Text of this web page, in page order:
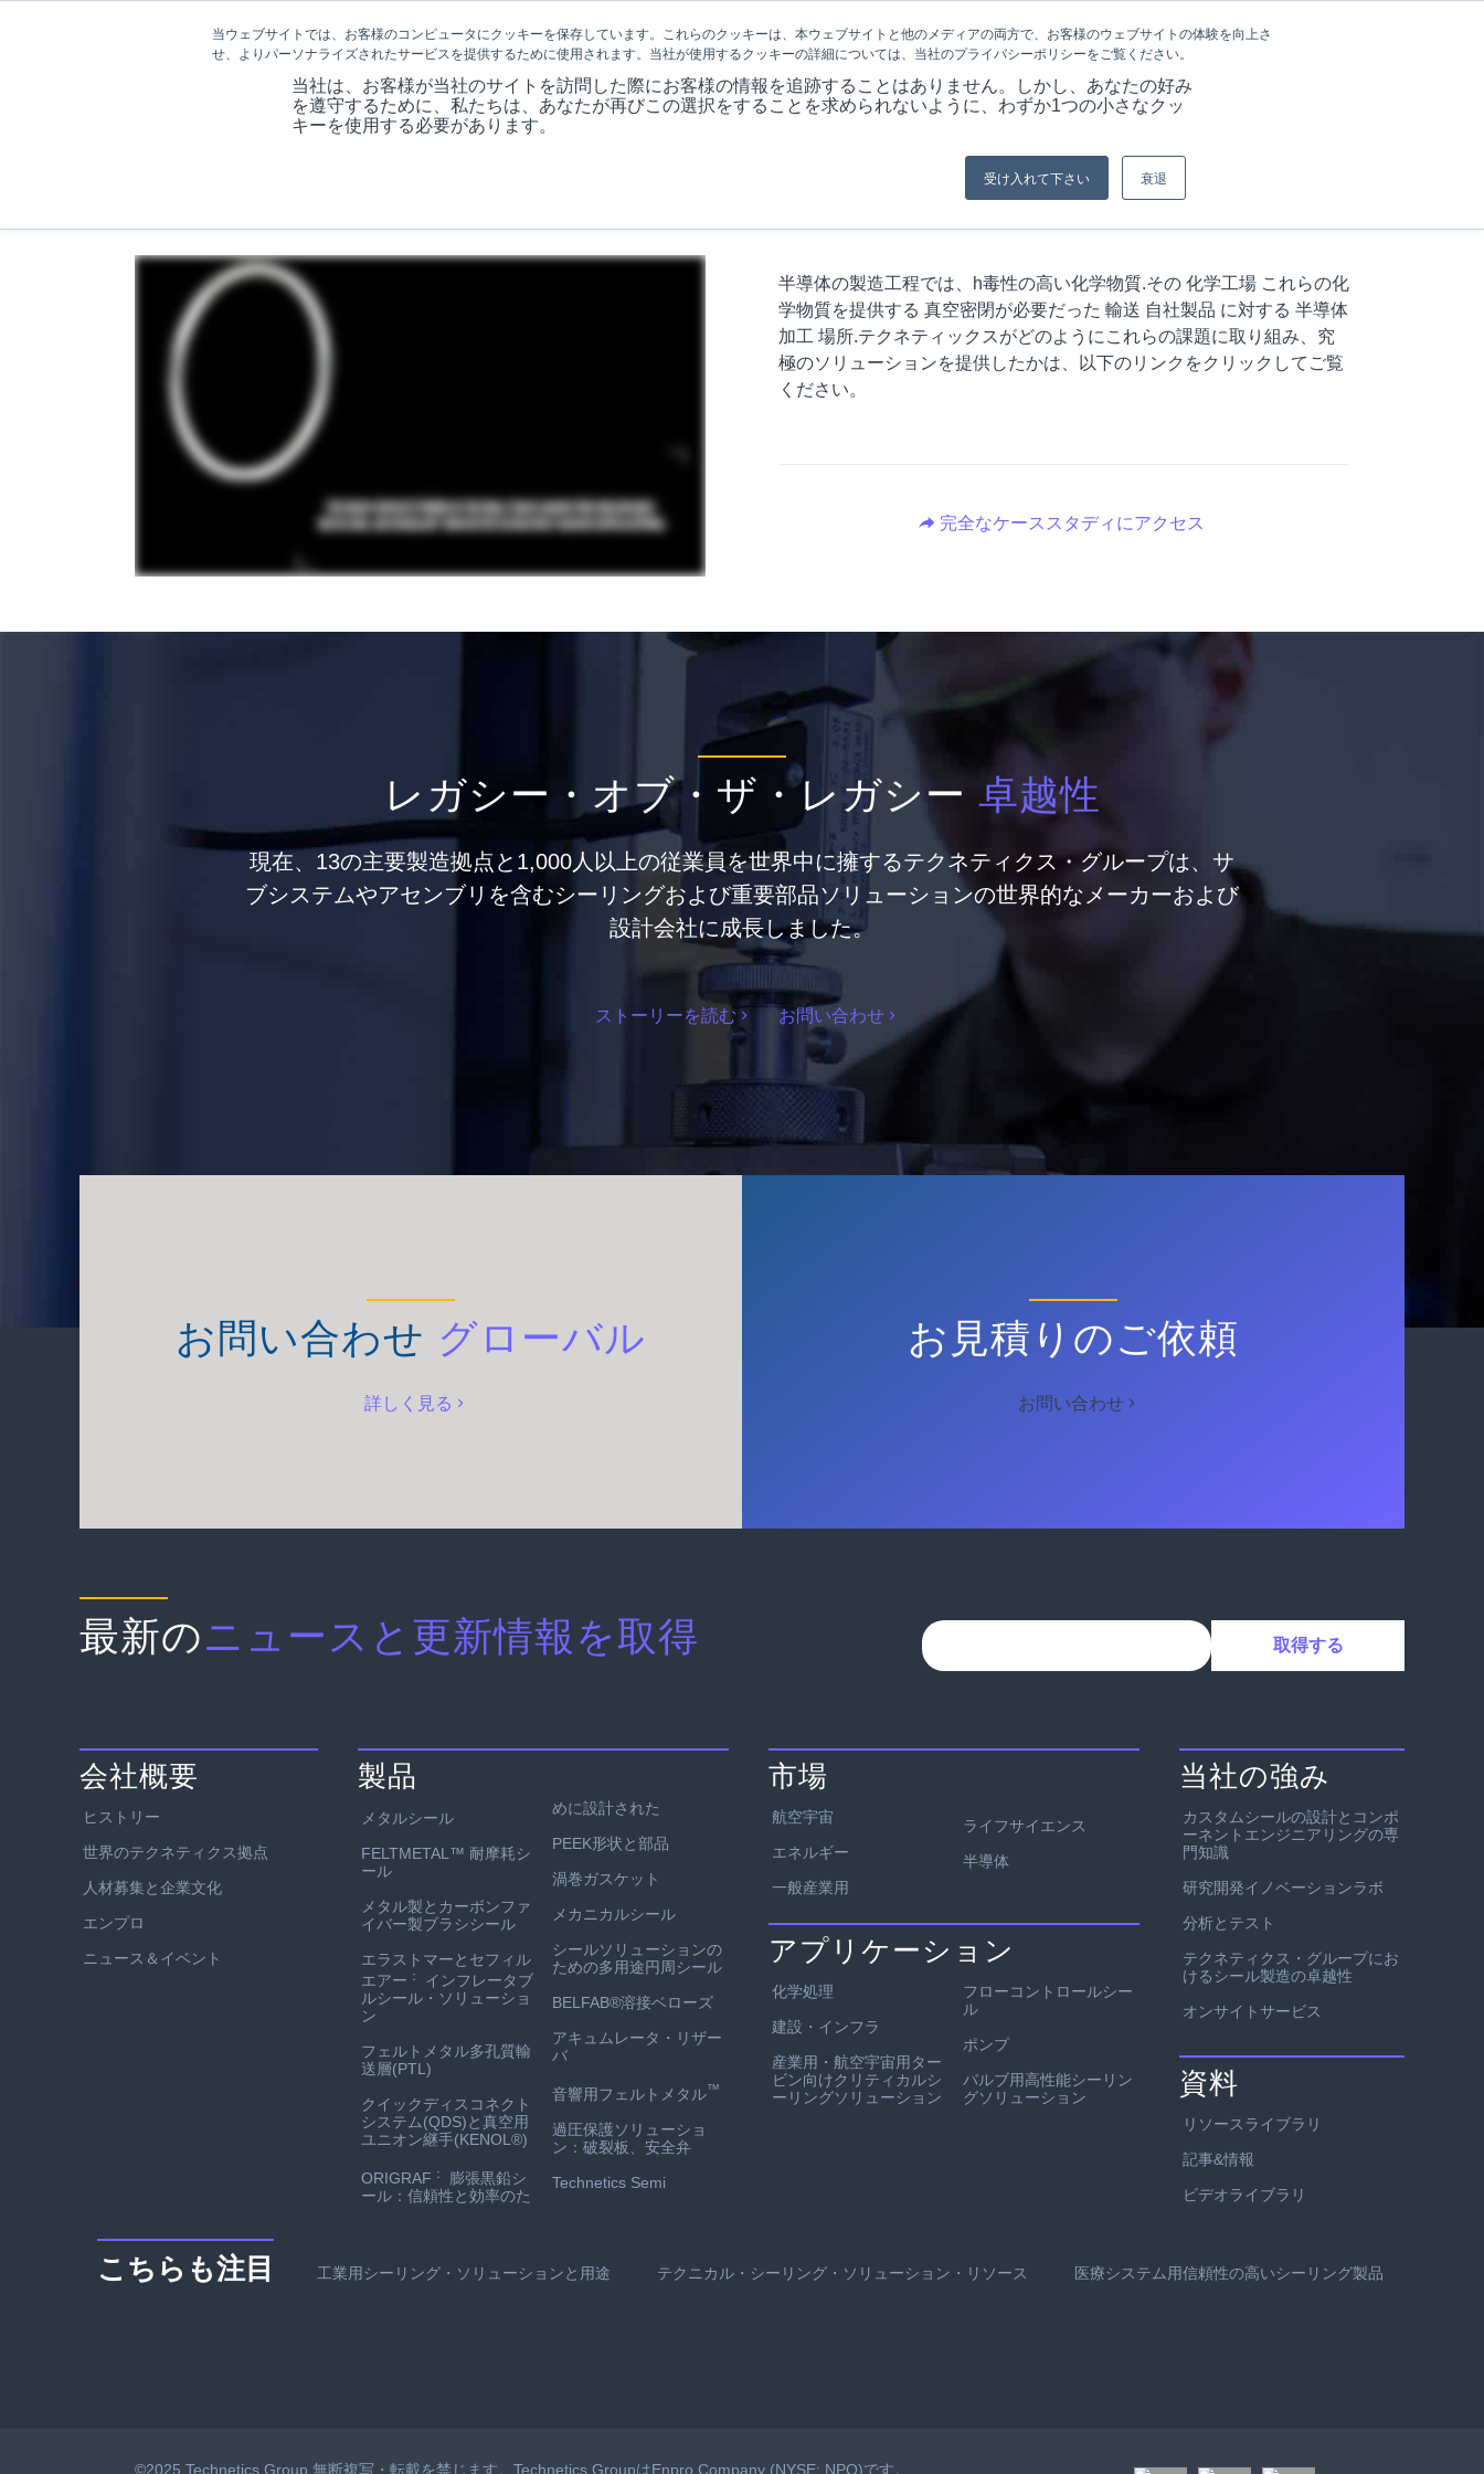
当ウェブサイトでは、お客様のコンピュータにクッキーを保存しています。これらのクッキーは、本ウェブサイトと他のメディアの両方で、お客様のウェブサイトの体験を向上さ
せ、よりパーソナライズされたサービスを提供するために使用されます。当社が使用するクッキーの詳細については、当社のプライバシーポリシーをご覧ください。
当社は、お客様が当社のサイトを訪問した際にお客様の情報を追跡することはありません。しかし、あなたの好み
を遵守するために、私たちは、あなたが再びこの選択をすることを求められないように、わずか1つの小さなクッ
キーを使用する必要があります。
受け入れて下さい 衰退
会社概要 製品 MARKET アプリケーション 当社の強み
半導体の製造工程では、h毒性の高い化学物質.その 化学工場 これらの化
学物質を提供する 真空密閉が必要だった 輸送 自社製品 に対する 半導体
加工 場所.テクネティックスがどのようにこれらの課題に取り組み、究
極のソリューションを提供したかは、以下のリンクをクリックしてご覧
ください。
完全なケーススタディにアクセス
レガシー・オブ・ザ・レガシー 卓越性
現在、13の主要製造拠点と1,000人以上の従業員を世界中に擁するテクネティクス・グループは、サ
ブシステムやアセンブリを含むシーリングおよび重要部品ソリューションの世界的なメーカーおよび
設計会社に成長しました。
ストーリーを読む お問い合わせ
お問い合わせ グローバル
詳しく見る
お見積りのご依頼
お問い合わせ
最新のニュースと更新情報を取得
会社概要
ヒストリー
世界のテクネティクス拠点
人材募集と企業文化
エンプロ
ニュース＆イベント
製品
メタルシール
FELTMETAL™ 耐摩耗シ
ール
メタル製とカーボンファ
イバー製ブラシシール
エラストマーとセフィル
エアー ：
インフレータブ
ルシール・ソリューショ
ン
フェルトメタル多孔質輸
送層(PTL)
クイックディスコネクト
システム(QDS)と真空用
ユニオン継手(KENOL®)
ORIGRAF ：
膨張黒鉛シ
ール：信頼性と効率のた
めに設計された
PEEK形状と部品
渦巻ガスケット
メカニカルシール
シールソリューションの
ための多用途円周シール
BELFAB®溶接ベローズ
アキュムレータ・リザー
バ
音響用フェルトメタル™
過圧保護ソリューショ
ン：破裂板、安全弁
Technetics Semi
市場
航空宇宙
エネルギー
一般産業用
ライフサイエンス
半導体
アプリケーション
化学処理
建設・インフラ
産業用・航空宇宙用ター
ビン向けクリティカルシ
ーリングソリューション
フローコントロールシー
ル
ポンプ
バルブ用高性能シーリン
グソリューション
当社の強み
カスタムシールの設計とコンポ
ーネントエンジニアリングの専
門知識
研究開発イノベーションラボ
分析とテスト
テクネティクス・グループにお
けるシール製造の卓越性
オンサイトサービス
資料
リソースライブラリ
記事&情報
ビデオライブラリ
こちらも注目 工業用シーリング・ソリューションと用途 テクニカル・シーリング・ソリューション・リソース 医療システム用信頼性の高いシーリング製品
©2025 Technetics Group.無断複写・転載を禁じます。Technetics GroupはEnpro Company (NYSE: NPO)です。